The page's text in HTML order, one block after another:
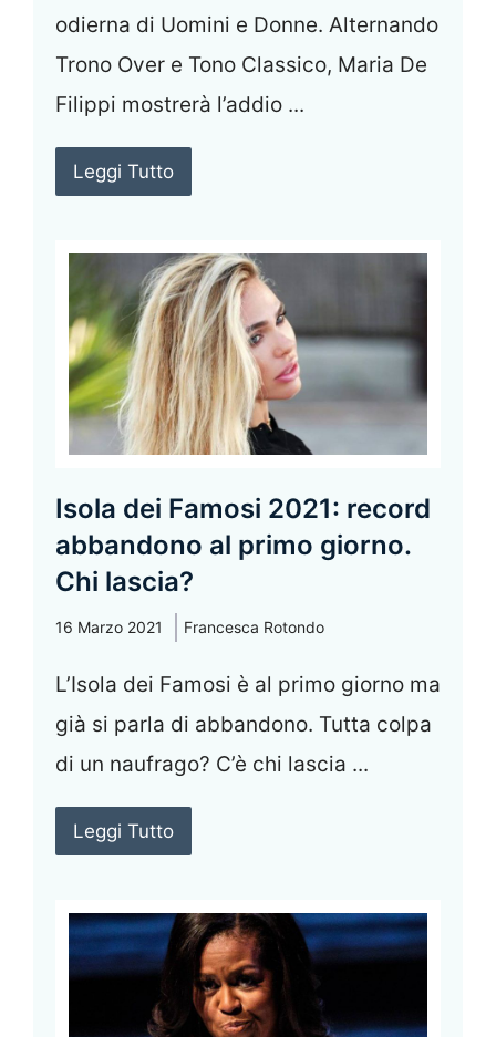
odierna di Uomini e Donne. Alternando
Trono Over e Tono Classico, Maria De
Filippi mostrerà l’addio ...
Leggi Tutto
Isola dei Famosi 2021: record
abbandono al primo giorno.
Chi lascia?
16 Marzo 2021 Francesca Rotondo
L’Isola dei Famosi è al primo giorno ma
già si parla di abbandono. Tutta colpa
di un naufrago? C’è chi lascia ...
Leggi Tutto